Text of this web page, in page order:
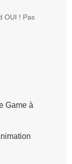
OUI ! Pas
Game à